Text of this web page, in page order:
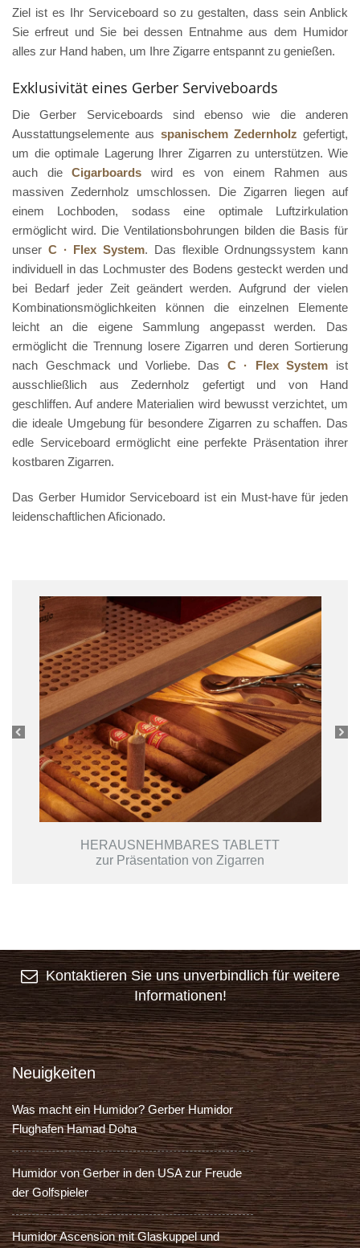
Ziel ist es Ihr Serviceboard so zu gestalten, dass sein Anblick
Sie erfreut und Sie bei dessen Entnahme aus dem Humidor
alles zur Hand haben, um Ihre Zigarre entspannt zu genießen.
Exklusivität eines Gerber Serviveboards
Die Gerber Serviceboards sind ebenso wie die anderen
Ausstattungselemente aus spanischem Zedernholz gefertigt,
um die optimale Lagerung Ihrer Zigarren zu unterstützen. Wie
auch dieCigarboards wird es von einem Rahmen aus
massiven Zedernholz umschlossen. Die Zigarren liegen auf
einem Lochboden, sodass eine optimale Luftzirkulation
ermöglicht wird. DieVentilationsbohrungen bilden die Basis für
unser C · Flex System. Das flexible Ordnungssystem kann
individuell in das Lochmuster des Bodens gesteckt werden und
bei Bedarf jeder Zeit geändert werden. Aufgrund der vielen
Kombinationsmöglichkeiten können die einzelnen Elemente
leicht an die eigene Sammlung angepasst werden. Das
ermöglicht die Trennung losere Zigarren und deren Sortierung
nach Geschmack und Vorliebe. Das C · Flex System ist
ausschließlich aus Zedernholz gefertigt und von Hand
geschliffen. Auf andere Materialien wird bewusst verzichtet, um
die ideale Umgebung für besondere Zigarren zu schaffen. Das
edle Serviceboard ermöglicht eine perfekte Präsentation ihrer
kostbaren Zigarren.
Das Gerber Humidor Serviceboard ist ein Must-have für jeden
leidenschaftlichen Aficionado.
HERAUSNEHMBARES TABLETT
zur Präsentation von Zigarren
Kontaktieren Sie uns unverbindlich für weitere
Informationen!
Neuigkeiten
Was macht ein Humidor? Gerber Humidor
Flughafen Hamad Doha
Humidor von Gerber in den USA zur Freude
der Golfspieler
Humidor Ascension mit Glaskuppel und